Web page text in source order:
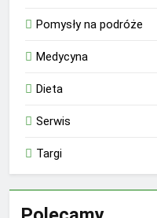
Pomysły na podróże
Medycyna
Dieta
Serwis
Targi